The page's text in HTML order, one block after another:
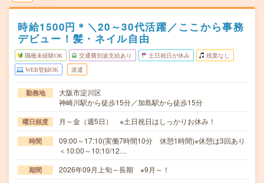
時給1500円＊＼20～30代活躍／ここから事務
デビュー！髪・ネイル自由
職種未経験OK 交通費別途支給あり 土日祝日が休み 残業なし
WEB登録OK 派遣
勤務地
大阪市淀川区
神崎川駅から徒歩15分／加島駅から徒歩15分
曜日頻度 月～金（週5日） ※土日祝日はしっかりお休み！
時間
09:00～17:10(実働7時間10分 休憩1時間)※休憩は3回あり
＜10:00～10:10/12…
期間 2026年09月上旬～長期 ※9月～！